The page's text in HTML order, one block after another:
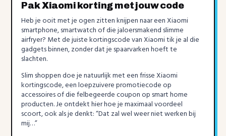
Pak Xiaomi korting met jouw code
Heb je ooit met je ogen zitten knijpen naar een Xiaomi
smartphone, smartwatch of die jaloersmakend slimme
airfryer? Met de juiste kortingscode van Xiaomi tik je al die
gadgets binnen, zonder dat je spaarvarken hoeft te
slachten.
Slim shoppen doe je natuurlijk met een frisse Xiaomi
kortingscode, een loepzuivere promotiecode op
accessoires of die felbegeerde coupon op smart home
producten. Je ontdekt hier hoe je maximaal voordeel
scoort, ook als je denkt: “Dat zal wel weer niet werken bij
mij…”